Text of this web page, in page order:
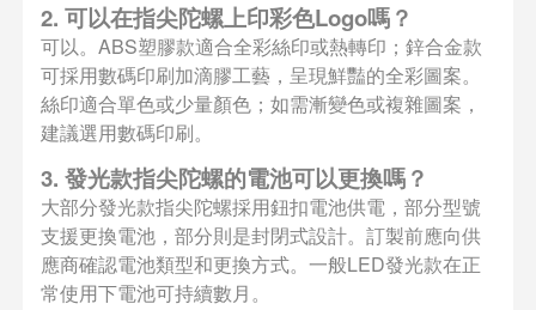
2. 可以在指尖陀螺上印彩色Logo嗎？
可以。ABS塑膠款適合全彩絲印或熱轉印；鋅合金款
可採用數碼印刷加滴膠工藝，呈現鮮豔的全彩圖案。
絲印適合單色或少量顏色；如需漸變色或複雜圖案，
建議選用數碼印刷。
3. 發光款指尖陀螺的電池可以更換嗎？
大部分發光款指尖陀螺採用鈕扣電池供電，部分型號
支援更換電池，部分則是封閉式設計。訂製前應向供
應商確認電池類型和更換方式。一般LED發光款在正
常使用下電池可持續數月。